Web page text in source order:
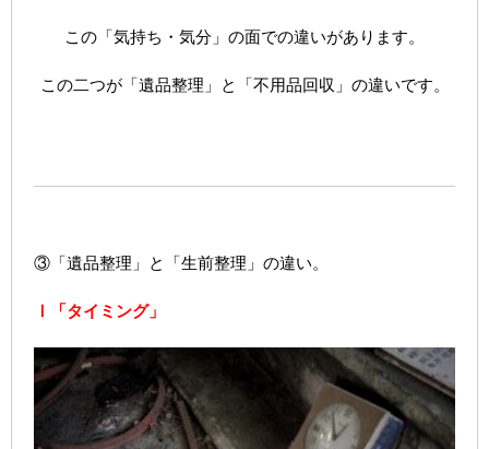
この「気持ち・気分」の面での違いがあります。
この二つが「遺品整理」と「不用品回収」の違いです。
③「遺品整理」と「生前整理」の違い。
Ⅰ「タイミング」